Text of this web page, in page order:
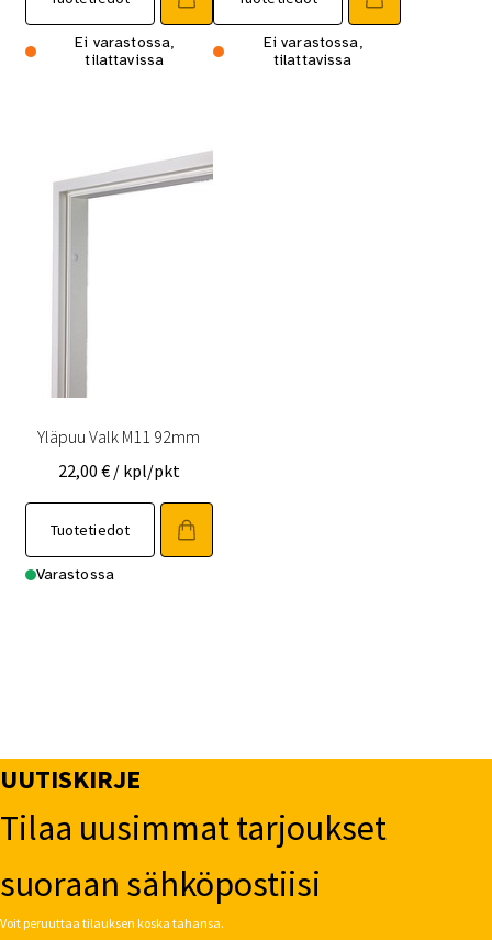
Ei varastossa,
tilattavissa
Ei varastossa,
tilattavissa
Yläpuu Valk M11 92mm
22,00 € / kpl/pkt
Tuotetiedot
Varastossa
UUTISKIRJE
Tilaa uusimmat tarjoukset
suoraan sähköpostiisi
Voit peruuttaa tilauksen koska tahansa.